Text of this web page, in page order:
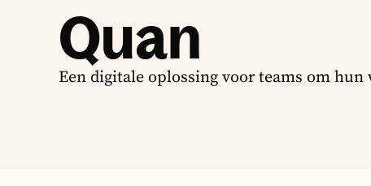
Quan
Een digitale oplossing voor teams om